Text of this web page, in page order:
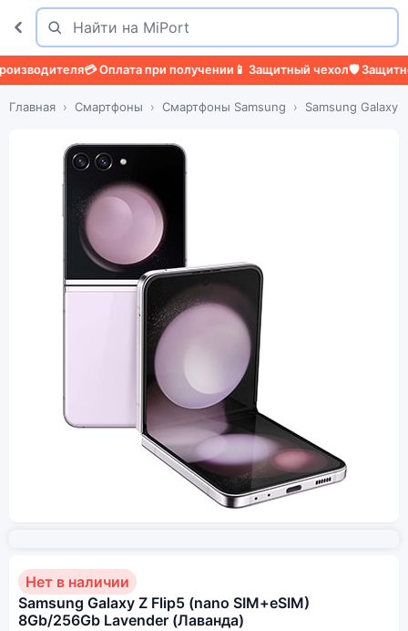
Поиск
Найти
💳 Оплата при получении📱 Защитный чехол🛡️ Защитное
Главная Смартфоны Смартфоны Samsung Samsung Galaxy
Нет в наличии
Samsung Galaxy Z Flip5 (nano SIM+eSIM)
8Gb/256Gb Lavender (Лаванда)